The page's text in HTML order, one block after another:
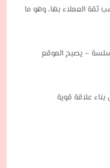
ثقة العملاء بها، وهو ما
– يصبح الموقع
علاقة قوية